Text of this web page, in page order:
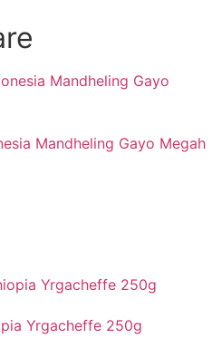
Mandheling Gayo Megah
Yrgacheffe 250g